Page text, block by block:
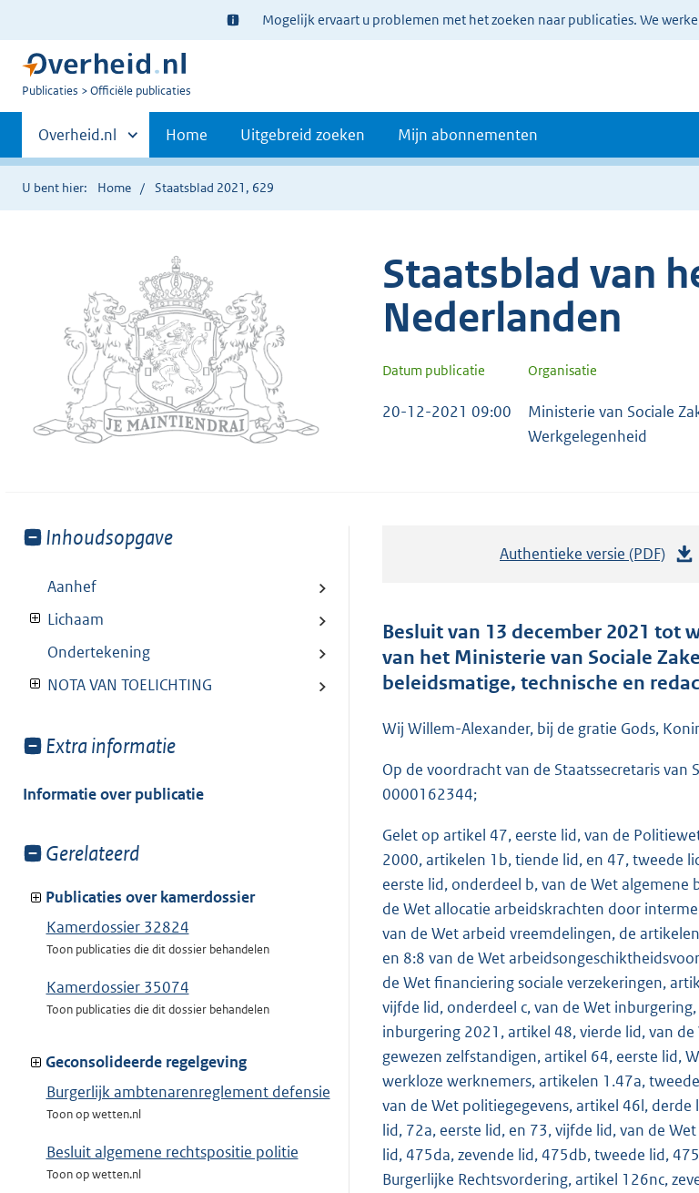
Ter
informatie:
Mogelijk ervaart u problemen met het zoeken naar publicaties. We
U
Publicaties Officiële publicaties
Primaire
navigatie
Andere
sites
binnen
Overheid.nl Home Uitgebreid zoeken Mijn abonnementen
U bent hier: Home Staatsblad 2021, 629
Staatsblad van
Nederlanden
Datum publicatie Organisatie
20-12-2021 09:00
Ministerie van Sociale
Werkgelegenheid
Toon
van:
Inhoudsopgave
Aanhef
Lichaam
Ondertekening
NOTA VAN TOELICHTING
Toon
van:
Extra informatie
Informatie over publicatie
Toon
van:
Gerelateerd
Publicaties over kamerdossier
Kamerdossier 32824
Toon publicaties die dit dossier behandelen
Kamerdossier 35074
Toon publicaties die dit dossier behandelen
Geconsolideerde regelgeving
Burgerlijk ambtenarenreglement defensie
Toon op wetten.nl
Besluit algemene rechtspositie politie
Toon op wetten.nl
Authentieke versie (PDF)
t
a
n
s
r
o
1
b
Besluit van 13 december 2021 tot
van het Ministerie van Sociale
beleidsmatige, technische en
Wij Willem-Alexander, bij de gratie Gods,
Op de voordracht van de Staatssecretaris
0000162344;
Gelet op artikel 47, eerste lid, van de
2000, artikelen 1b, tiende lid, en 47, tweede
eerste lid, onderdeel b, van de Wet
de Wet allocatie arbeidskrachten door
van de Wet arbeid vreemdelingen, de
en 8:8 van de Wet
de Wet financiering sociale verzekeringen,
vijfde lid, onderdeel c, van de Wet
inburgering 2021, artikel 48, vierde lid, van
gewezen zelfstandigen, artikel 64, eerste lid,
werkloze werknemers, artikelen 1.47a,
van de Wet politiegegevens, artikel 46l,
lid, 72a, eerste lid, en 73, vijfde lid, van de
lid, 475da, zevende lid, 475db, tweede lid,
Burgerlijke Rechtsvordering, artikel 126nc,